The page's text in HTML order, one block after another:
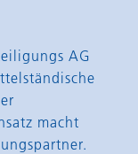
AG
macht